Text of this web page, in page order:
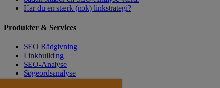
Har du en stærk (nok) linkstrategi?
Produkter & Services
SEO Rådgivning
Linkbuilding
SEO-Analyse
Søgeordsanalyse